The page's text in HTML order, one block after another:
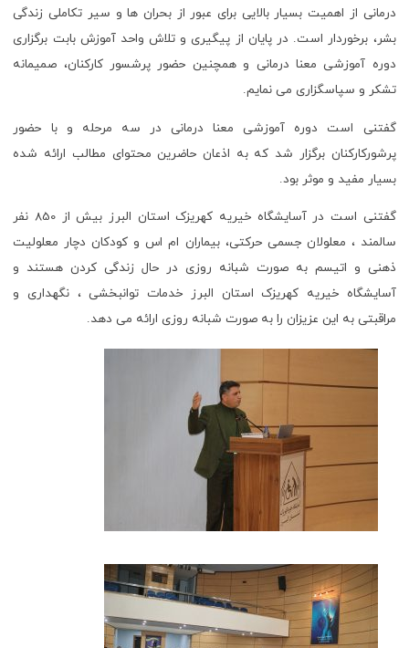
درمانی از اهمیت بسیار بالایی برای عبور از بحران ها و سیر تکاملی زندگی
بشر، برخوردار است. در پایان از پیگیری و تلاش واحد آموزش بابت برگزاری
دوره آموزشی معنا درمانی و همچنین حضور پرشسور کارکنان، صمیمانه
تشکر و سپاسگزاری می نمایم.
گفتنی است دوره آموزشی معنا درمانی در سه مرحله و با حضور
پرشورکارکنان برگزار شد که به اذعان حاضرین محتوای مطالب ارائه شده
بسیار مفید و موثر بود.
گفتنی است در آسایشگاه خیریه کهریزک استان البرز بیش از 850 نفر
سالمند ، معلولان جسمی حرکتی، بیماران ام اس و کودکان دچار معلولیت
ذهنی و اتیسم به صورت شبانه روزی در حال زندگی کردن هستند و
آسایشگاه خیریه کهریزک استان البرز خدمات توانبخشی ، نگهداری و
مراقبتی به این عزیزان را به صورت شبانه روزی ارائه می دهد.